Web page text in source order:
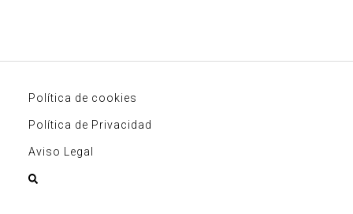
Política de cookies
Política de Privacidad
Aviso Legal